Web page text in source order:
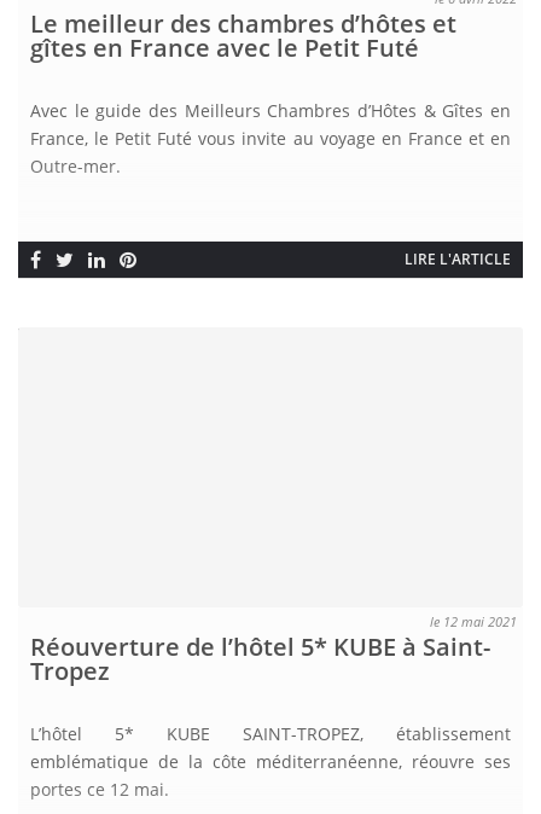
Le meilleur des chambres d’hôtes et
gîtes en France avec le Petit Futé
Avec le guide des Meilleurs Chambres d’Hôtes & Gîtes en
France, le Petit Futé vous invite au voyage en France et en
Outre-mer.
LIRE L'ARTICLE
le 12 mai 2021
Réouverture de l’hôtel 5* KUBE à Saint-
Tropez
L’hôtel 5* KUBE SAINT-TROPEZ, établissement
emblématique de la côte méditerranéenne, réouvre ses
portes ce 12 mai.